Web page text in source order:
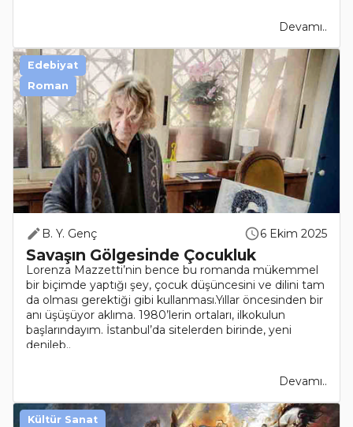
Devamı..
B. Y. Genç 6 Ekim 2025
Savaşın Gölgesinde Çocukluk
Lorenza Mazzetti’nin bence bu romanda mükemmel
bir biçimde yaptığı şey, çocuk düşüncesini ve dilini tam
da olması gerektiği gibi kullanması.Yıllar öncesinden bir
anı üşüşüyor aklıma. 1980’lerin ortaları, ilkokulun
başlarındayım. İstanbul’da sitelerden birinde, yeni
denileb..
Devamı..
Edebiyat
Roman
Kültür Sanat